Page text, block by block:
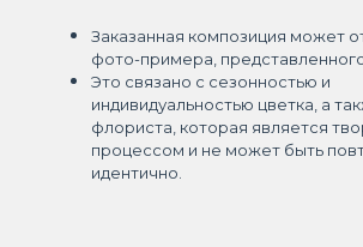
Заказанная композиция может
фото-примера, представленного
Это связано с сезонностью и
индивидуальностью цветка, а
флориста, которая является
процессом и не может быть
идентично.